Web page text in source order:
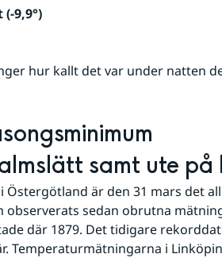
9,9°)
hur kallt det var under natten
samt ute på
i Östergötland är den 31 mars det
observerats sedan obrutna
där 1879. Det tidigare
Temperaturmätningarna i